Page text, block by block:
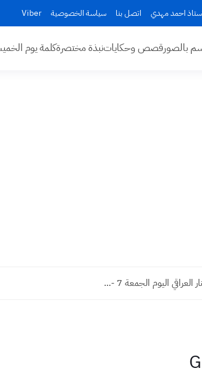
احمد مهدي اتصل بنا سياسة الخصوصية Viber
بالصورقصص وحكاياتنبذة مختصرةكلمة يوم
اليوم الجمعة 7 -...